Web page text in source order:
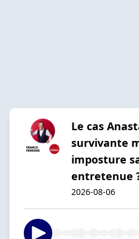
Le cas
survivante
imposture
entretenue
2026-08-06